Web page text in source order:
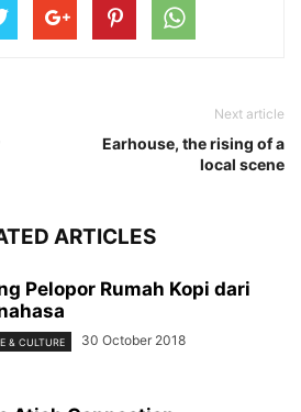
Next article
Earhouse, the rising of a
local scene
ARTICLES
Pelopor Rumah Kopi dari
& CULTURE 30 October 2018